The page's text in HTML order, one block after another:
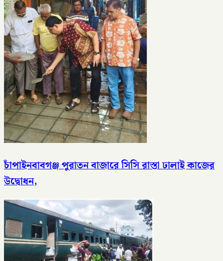
চাঁপাইনবাবগঞ্জ পুরাতন বাজারে সিসি রাস্তা ঢালাই কাজের
উদ্বোধন,